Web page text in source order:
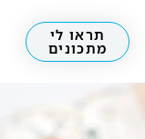
תראו לי
מתכונים